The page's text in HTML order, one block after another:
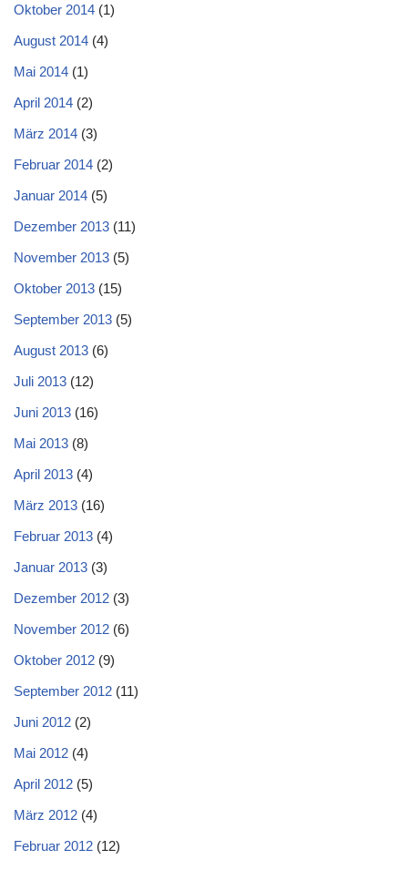
Oktober 2014 (1)
August 2014 (4)
Mai 2014 (1)
April 2014 (2)
März 2014 (3)
Februar 2014 (2)
Januar 2014 (5)
Dezember 2013 (11)
November 2013 (5)
Oktober 2013 (15)
September 2013 (5)
August 2013 (6)
Juli 2013 (12)
Juni 2013 (16)
Mai 2013 (8)
April 2013 (4)
März 2013 (16)
Februar 2013 (4)
Januar 2013 (3)
Dezember 2012 (3)
November 2012 (6)
Oktober 2012 (9)
September 2012 (11)
Juni 2012 (2)
Mai 2012 (4)
April 2012 (5)
März 2012 (4)
Februar 2012 (12)